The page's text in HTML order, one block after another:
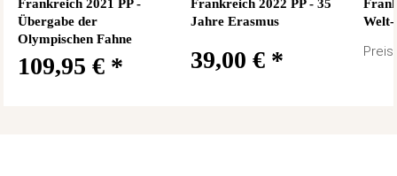
Frankreich 2021 PP -
Übergabe der
Olympischen Fahne
109,95 € *
Frankreich 2022 PP - 35
Jahre Erasmus
39,00 € *